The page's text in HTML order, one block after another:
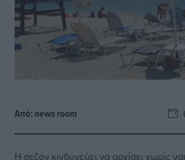
Από: news room
Η σεζόν κινδυνεύει να αρχίσει χωρίς